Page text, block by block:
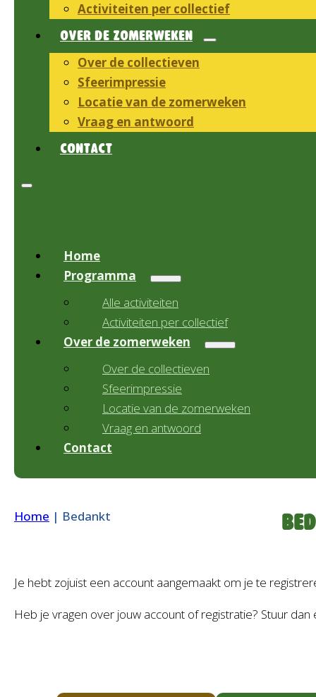
Activiteiten per collectief
OVER DE ZOMERWEKEN
Over de collectieven
Sfeerimpressie
Locatie van de zomerweken
Vraag en antwoord
CONTACT
Home
Programma
Alle activiteiten
Activiteiten per collectief
Over de zomerweken
Over de collectieven
Sfeerimpressie
Locatie van de zomerweken
Vraag en antwoord
Contact
Home | Bedankt
Je hebt zojuist een account aangemaakt om je te
Heb je vragen over jouw account of registratie? Stuur